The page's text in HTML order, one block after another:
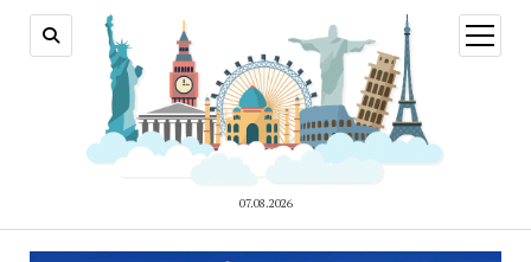
07.08.2026
меню